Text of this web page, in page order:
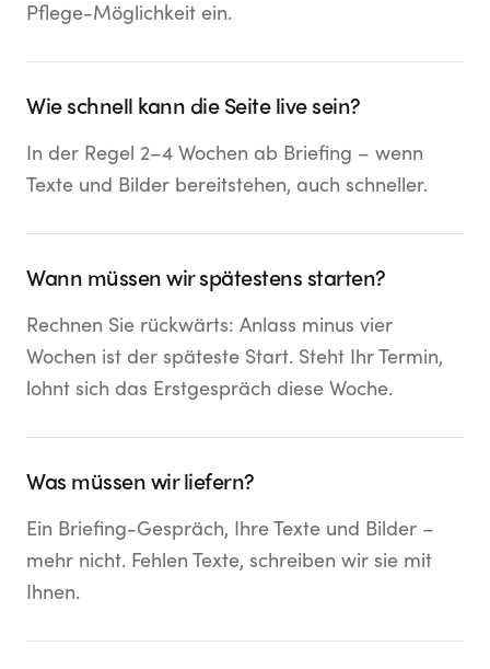
Pflege-Möglichkeit ein.
Wie schnell kann die Seite live sein?
In der Regel 2–4 Wochen ab Briefing – wenn
Texte und Bilder bereitstehen, auch schneller.
Wann müssen wir spätestens starten?
Rechnen Sie rückwärts: Anlass minus vier
Wochen ist der späteste Start. Steht Ihr Termin,
lohnt sich das Erstgespräch diese Woche.
Was müssen wir liefern?
Ein Briefing-Gespräch, Ihre Texte und Bilder –
mehr nicht. Fehlen Texte, schreiben wir sie mit
Ihnen.